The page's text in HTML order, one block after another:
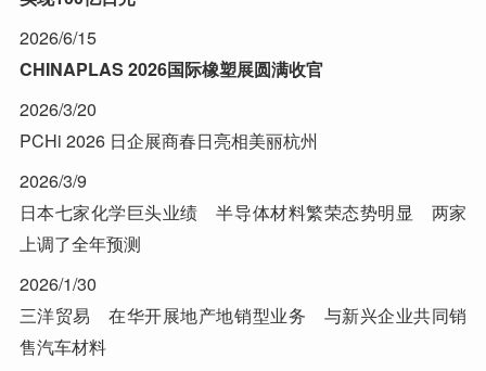
2026/6/15
CHINAPLAS 2026国际橡塑展圆满收官
2026/3/20
PCHi 2026 日企展商春日亮相美丽杭州
2026/3/9
日本七家化学巨头业绩 半导体材料繁荣态势明显 两家
上调了全年预测
2026/1/30
三洋贸易 在华开展地产地销型业务 与新兴企业共同销
售汽车材料